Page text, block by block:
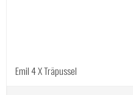
Emil 4 X Träpussel